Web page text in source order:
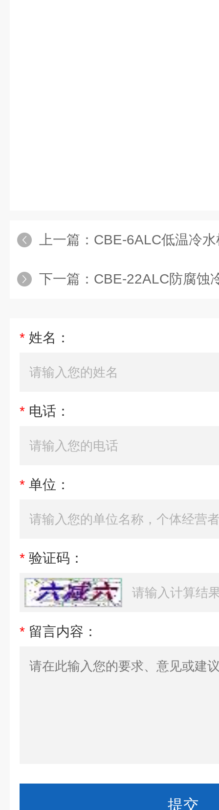
上一篇： CBE-6ALC低温冷水
下一篇： CBE-22ALC防腐蚀
* 姓名：
* 电话：
* 单位：
* 验证码：
* 留言内容：